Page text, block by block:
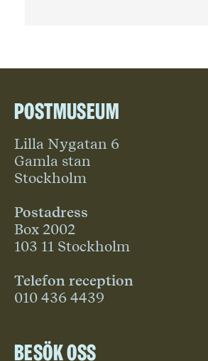
Postmuseum
Lilla Nygatan 6
Gamla stan
Stockholm
Postadress
Box 2002
103 11 Stockholm
Telefon reception
010 436 4439
Besök oss